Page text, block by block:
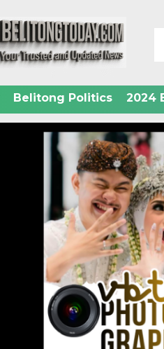
Belitong Politics 2024